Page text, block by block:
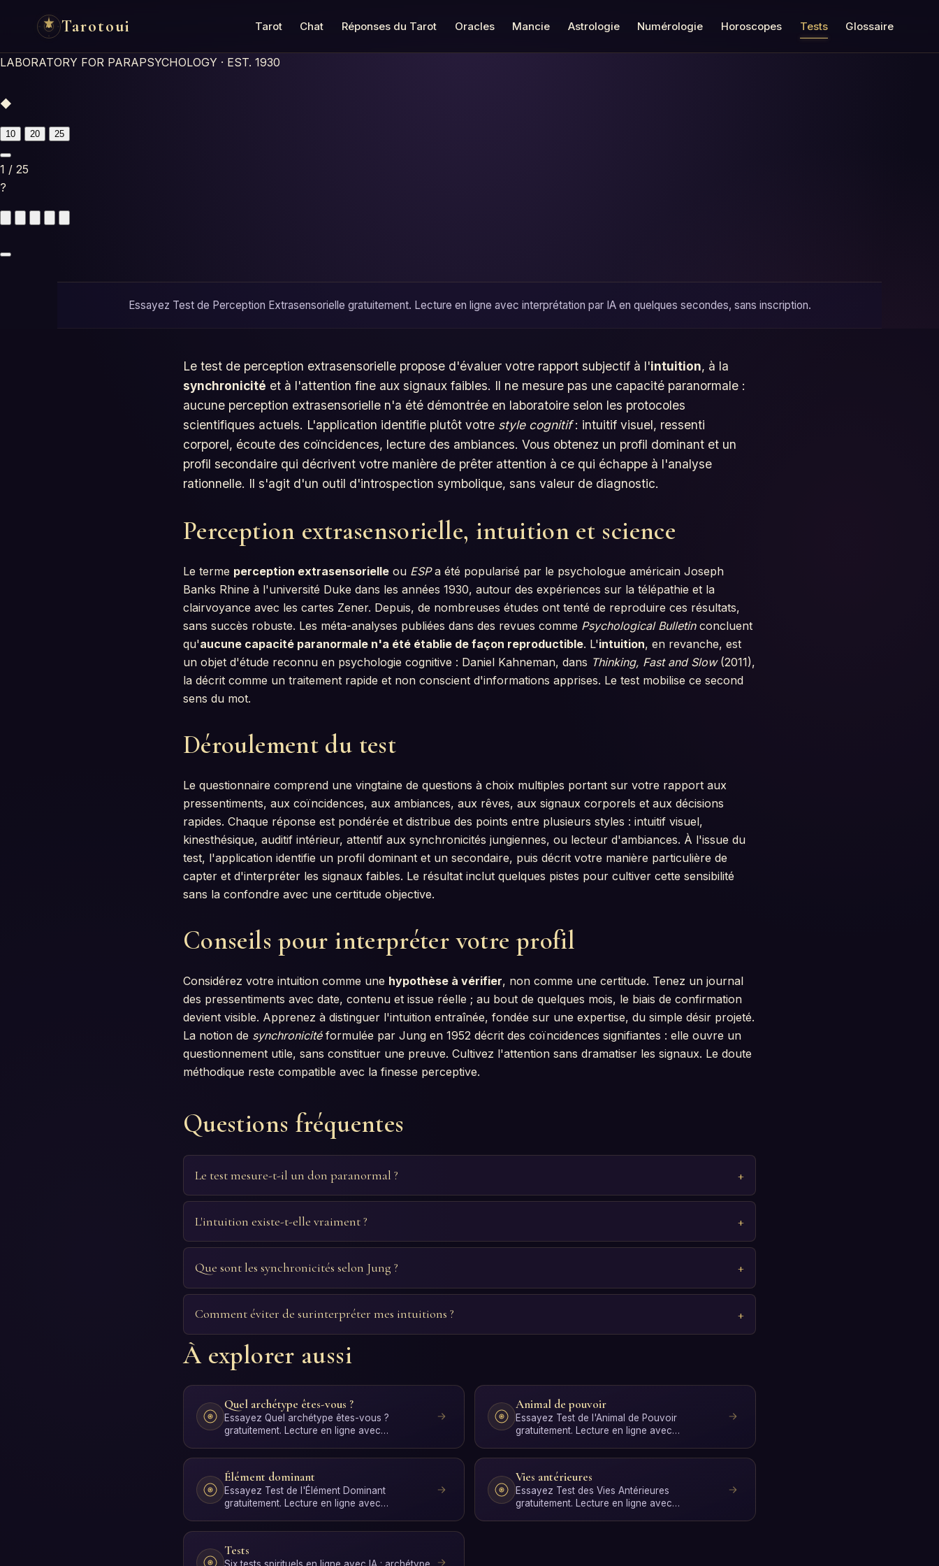
Tarotoui Tarot Chat Réponses du Tarot Oracles Mancie Astrologie Numérologie Horoscopes Tests Glossaire
LABORATORY FOR PARAPSYCHOLOGY · EST. 1930
◆
10 20 25
1 / 25
?
Essayez Test de Perception Extrasensorielle gratuitement. Lecture en ligne avec interprétation par IA en quelques secondes, sans inscription.
Le test de perception extrasensorielle propose d'évaluer votre rapport subjectif à l'intuition, à la
synchronicité et à l'attention fine aux signaux faibles. Il ne mesure pas une capacité paranormale :
aucune perception extrasensorielle n'a été démontrée en laboratoire selon les protocoles
scientifiques actuels. L'application identifie plutôt votre style cognitif: intuitif visuel, ressenti
corporel, écoute des coïncidences, lecture des ambiances. Vous obtenez un profil dominant et un
profil secondaire qui décrivent votre manière de prêter attention à ce qui échappe à l'analyse
rationnelle. Il s'agit d'un outil d'introspection symbolique, sans valeur de diagnostic.
Perception extrasensorielle, intuition et science
Le terme perception extrasensorielle ou ESPa été popularisé par le psychologue américain Joseph
Banks Rhine à l'université Duke dans les années 1930, autour des expériences sur la télépathie et la
clairvoyance avec les cartes Zener. Depuis, de nombreuses études ont tenté de reproduire ces résultats,
sans succès robuste. Les méta-analyses publiées dans des revues comme Psychological Bulletinconcluent
qu'aucune capacité paranormale n'a été établie de façon reproductible. L'intuition, en revanche, est
un objet d'étude reconnu en psychologie cognitive : Daniel Kahneman, dans Thinking, Fast and Slow(2011),
la décrit comme un traitement rapide et non conscient d'informations apprises. Le test mobilise ce second
sens du mot.
Déroulement du test
Le questionnaire comprend une vingtaine de questions à choix multiples portant sur votre rapport aux
pressentiments, aux coïncidences, aux ambiances, aux rêves, aux signaux corporels et aux décisions
rapides. Chaque réponse est pondérée et distribue des points entre plusieurs styles : intuitif visuel,
kinesthésique, auditif intérieur, attentif aux synchronicités jungiennes, ou lecteur d'ambiances. À l'issue du
test, l'application identifie un profil dominant et un secondaire, puis décrit votre manière particulière de
capter et d'interpréter les signaux faibles. Le résultat inclut quelques pistes pour cultiver cette sensibilité
sans la confondre avec une certitude objective.
Conseils pour interpréter votre profil
Considérez votre intuition comme une hypothèse à vérifier, non comme une certitude. Tenez un journal
des pressentiments avec date, contenu et issue réelle ; au bout de quelques mois, le biais de confirmation
devient visible. Apprenez à distinguer l'intuition entraînée, fondée sur une expertise, du simple désir projeté.
La notion de synchronicitéformulée par Jung en 1952 décrit des coïncidences signifiantes : elle ouvre un
questionnement utile, sans constituer une preuve. Cultivez l'attention sans dramatiser les signaux. Le doute
méthodique reste compatible avec la finesse perceptive.
Questions fréquentes
Le test mesure-t-il un don paranormal ?
L'intuition existe-t-elle vraiment ?
Que sont les synchronicités selon Jung ?
Comment éviter de surinterpréter mes intuitions ?
À explorer aussi
Quel archétype êtes-vous ?
Essayez Quel archétype êtes-vous ?
gratuitement. Lecture en ligne avec
Animal de pouvoir
Essayez Test de l'Animal de Pouvoir
gratuitement. Lecture en ligne avec
Élément dominant
Essayez Test de l'Élément Dominant
gratuitement. Lecture en ligne avec
Vies antérieures
Essayez Test des Vies Antérieures
gratuitement. Lecture en ligne avec
Tests